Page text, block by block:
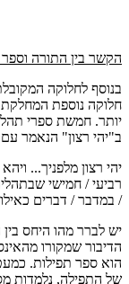
הקשר בין התורה
בנוסף לחלוקה
חלוקה נוספת
יותר. חמשת ספרי
ב"יהי רצון" הנאמר
יהי רצון מלפניך...
רביעי / חמישי
/ במדבר / דברים כאילו
יש לברר מהו היחס
הדיבור שמקורו
הוא ספר תפילות.
של התפילה, נלמדות